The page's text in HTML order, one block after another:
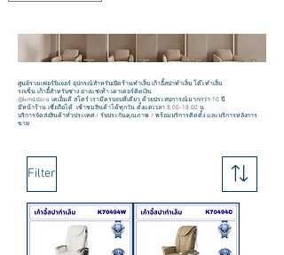
ศูนย์รวมเฟอร์นิเจอร์ อุปกรณ์สำหรับเปิดร้านทำเล็บ เก้าอี้สปาทำเล็บ โต๊ะทำเล็บ
รถเข็น เก้าอี้สำหรับช่าง อ่างแช่เท้า เคาเตอร์คิดเงิน
@kmdstore เคเอ็มดี สโตร์ เรามีครบจบที่เดียว ด้วยประสบการณ์มากกว่า 10 ปี
มีหน้าร้าน เชื่อถือได้ เช้าชมสินค้าได้ทุกวัน ตั้งแต่เวลา 8.00-18.00 น.
บริการจัดส่งสินค้าทั่วประเทศ / รับประกันคุณภาพ / พร้อมบริการติดตั้ง และบริการหลังการ
ขาย
Filter